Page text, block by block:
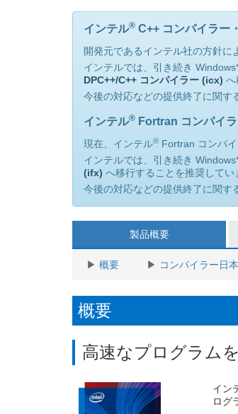
2026.5.20
7/10 (
供開
2026.5.1
【オ
2026.4.17
6/18
2026.4.17
【オ
2026.3.3
4/23
2026.1.28
2026.1.28
3/27
2026.1.17
【オ
2026.1.10
インテル® C++ コンパイラー
開発元であるインテル社の方針
インテルでは、引き続き
DPC++/C++ コンパイラー (icx) へ
今後の対応などの提供終了に関す
インテル® Fortran コンパイ
現在、インテル® Fortran コンパ
インテルでは、引き続き
(ifx) へ移行することを推奨してい
今後の対応などの提供終了に関す
製品概要
概要 コンパイラー日
概要
高速なプログラム
イン
ログ